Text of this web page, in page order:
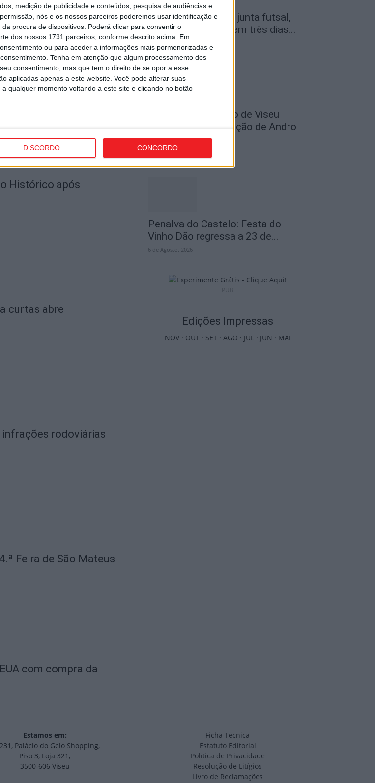
medição de publicidade e conteúdos, pesquisa de audiências e
nós e os nossos parceiros poderemos usar identificação e
procura de dispositivos. Poderá clicar para consentir o
dos nossos 1731 parceiros, conforme descrito acima. Em
ou para aceder a informações mais pormenorizadas e
Tenha em atenção que algum processamento dos
consentimento, mas que tem o direito de se opor a esse
aplicadas apenas a este website. Você pode alterar suas
qualquer momento voltando a este site e clicando no botão
DISCORDO CONCORDO
projetos educativos
Histórico após
curtas abre
infrações rodoviárias
Feira de São Mateus
com compra da
Lamego: Youth Cup junta futsal,
andebol e voleibol em três dias...
Futebol: Académico de Viseu
oficializou contratação de Andro
Babić
6 de Agosto, 2026
Penalva do Castelo: Festa do
Vinho Dão regressa a 23 de...
6 de Agosto, 2026
Edições Impressas
NOV· OUT· SET· AGO · JUL· JUN · MAI
Estamos em:
Palácio do Gelo Shopping,
Piso 3, Loja 321,
3500-606 Viseu
Ficha Técnica
Estatuto Editorial
Política de Privacidade
Resolução de Litígios
Livro de Reclamações